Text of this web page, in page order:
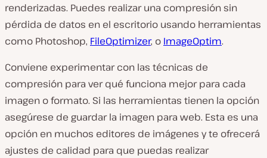
renderizadas. Puedes realizar una compresión sin
pérdida de datos en el escritorio usando herramientas
como Photoshop, FileOptimizer, o ImageOptim.
Conviene experimentar con las técnicas de
compresión para ver qué funciona mejor para cada
imagen o formato. Si las herramientas tienen la opción
asegúrese de guardar la imagen para web. Esta es una
opción en muchos editores de imágenes y te ofrecerá
ajustes de calidad para que puedas realizar